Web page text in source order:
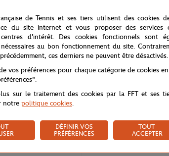
14" Delsey x
Valise cabine Cadence
Roland-Garros - Marine
de Tennis et ses tiers utilisent des cookies
du site internet et vous proposer des services
d'intérêt. Des cookies fonctionnels sont
au bon fonctionnement du site.
ces derniers ne peuvent être désactivés.
vos préférences pour chaque catégorie de cookies
sur le traitement des cookies par la FFT et ses
notre politique cookies.
DÉFINIR VOS
PRÉFÉRENCES
TOUT
ACCEPTER